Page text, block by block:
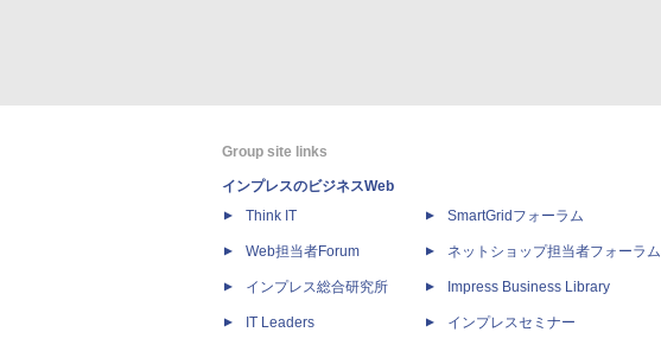
Group site links
インプレスのビジネスWeb
Think IT
Web担当者Forum
インプレス総合研究所
IT Leaders
SmartGridフォーラム
ネットショップ担当者フォーラム
Impress Business Library
インプレスセミナー